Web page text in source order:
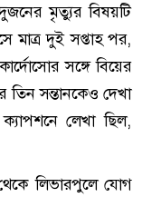
দুজনের মৃত্যুর বিষয়টি
মাত্র দুই সপ্তাহ পর,
সঙ্গে বিয়ের
তিন সন্তানকেও দেখা
ক্যাপশনে লেখা ছিল,
লিভারপুলে যোগ